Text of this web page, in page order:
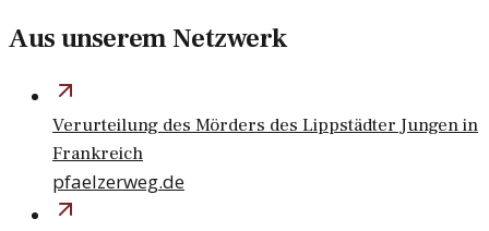
Aus unserem Netzwerk
Verurteilung des Mörders des Lippstädter Jungen in
Frankreich
pfaelzerweg.de